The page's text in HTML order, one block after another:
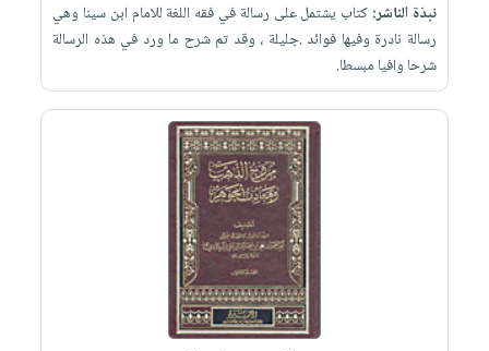
نبذة الناشر: كتاب يشتمل على رسالة في فقه اللغة للامام ابن سينا وهي
رسالة نادرة وفيها فوائد .جليلة ، وقد تم شرح ما ورد في هذه الرسالة
شرحا وافيا مبسطا.